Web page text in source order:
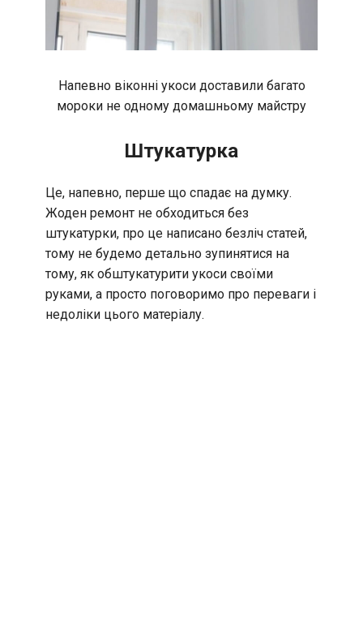
Напевно віконні укоси доставили багато
мороки не одному домашньому майстру
Штукатурка
Це, напевно, перше що спадає на думку.
Жоден ремонт не обходиться без
штукатурки, про це написано безліч статей,
тому не будемо детально зупинятися на
тому, як обштукатурити укоси своїми
руками, а просто поговоримо про переваги і
недоліки цього матеріалу.